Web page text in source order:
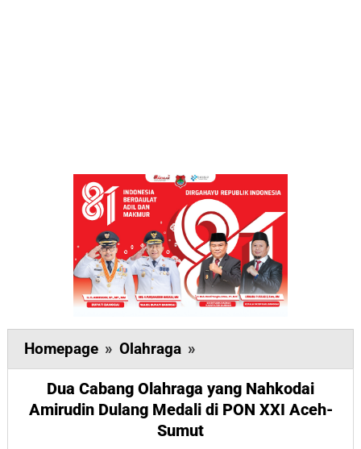
Homepage » Olahraga »
Cabang
Olahraga
yang
Nahkodai
Dua Cabang Olahraga yang Nahkodai
Amirudin Dulang Medali di PON XXI Aceh-
Sumut